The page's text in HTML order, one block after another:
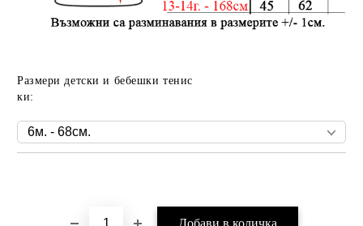
Размери детски и бебешки тенис
ки: